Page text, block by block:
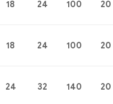
18 24 100 20
18 24 100 20
24 32 140 20